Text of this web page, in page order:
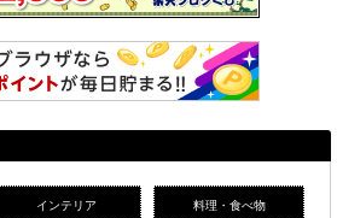
インテリア 料理・食べ物